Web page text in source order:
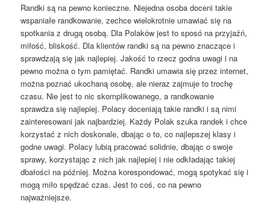
Randki są na pewno konieczne. Niejedna osoba doceni takie
wspaniałe randkowanie, zechce wielokrotnie umawiać się na
spotkania z drugą osobą. Dla Polaków jest to sposó na przyjaźń,
miłość, bliskość. Dla klientów randki są na pewno znaczące i
sprawdzają się jak najlepiej. Jakość to rzecz godna uwagi i na
pewno można o tym pamiętać. Randki umawia się przez internet,
można poznać ukochaną osobę, ale nieraz zajmuje to trochę
czasu. Nie jest to nic skomplikowanego, a randkowanie
sprawdza się najlepiej. Polacy doceniają takie randki i są nimi
zainteresowani jak najbardziej. Każdy Polak szuka randek i chce
korzystać z nich doskonale, dbając o to, co najlepszej klasy i
godne uwagi. Polacy lubią pracować solidnie, dbając o swoje
sprawy, korzystając z nich jak najlepiej i nie odkładając takiej
dbałości na później. Można korespondować, mogą spotykać się i
mogą miło spędzać czas. Jest to coś, co na pewno
najważniejsze.